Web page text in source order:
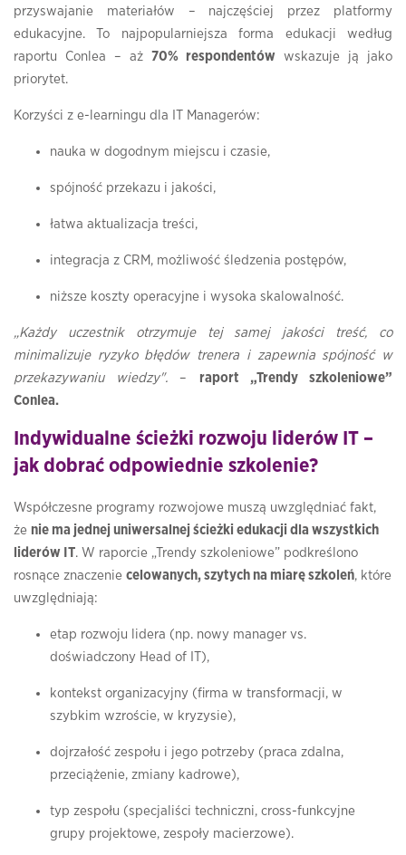
przyswajanie materiałów – najczęściej przez platformy
edukacyjne. To najpopularniejsza forma edukacji według
raportu Conlea – aż 70% respondentów wskazuje ją jako
priorytet.
Korzyści z e-learningu dla IT Managerów:
nauka w dogodnym miejscu i czasie,
spójność przekazu i jakości,
łatwa aktualizacja treści,
integracja z CRM, możliwość śledzenia postępów,
niższe koszty operacyjne i wysoka skalowalność.
„Każdy uczestnik otrzymuje tej samej jakości treść, co
minimalizuje ryzyko błędów trenera i zapewnia spójność w
przekazywaniu wiedzy". – raport „Trendy szkoleniowe”
Conlea.
Indywidualne ścieżki rozwoju liderów IT –
jak dobrać odpowiednie szkolenie?
Współczesne programy rozwojowe muszą uwzględniać fakt,
że nie ma jednej uniwersalnej ścieżki edukacji dla wszystkich
liderów IT. W raporcie „Trendy szkoleniowe” podkreślono
rosnące znaczenie celowanych, szytych na miarę szkoleń, które
uwzględniają:
etap rozwoju lidera (np. nowy manager vs.
doświadczony Head of IT),
kontekst organizacyjny (firma w transformacji, w
szybkim wzroście, w kryzysie),
dojrzałość zespołu i jego potrzeby (praca zdalna,
przeciążenie, zmiany kadrowe),
typ zespołu (specjaliści techniczni, cross-funkcyjne
grupy projektowe, zespoły macierzowe).